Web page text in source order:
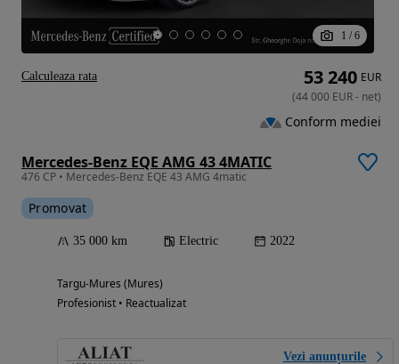
1 / 6
Mercedes-Benz EQE AMG 43 4MATIC
476 CP • Mercedes-Benz EQE 43 AMG 4matic
Promovat
35 000 km Electric 2022
Targu-Mures (Mures)
Profesionist • Reactualizat
Vezi anunțurile
53 240 EUR
(44 000 EUR- net)
Conform mediei
Calculeaza rata